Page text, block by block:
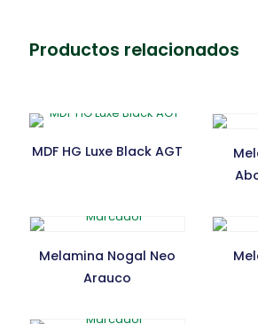
Productos relacionados
MDF HG Luxe Black AGT
Melamina Nogal Neo
Arauco